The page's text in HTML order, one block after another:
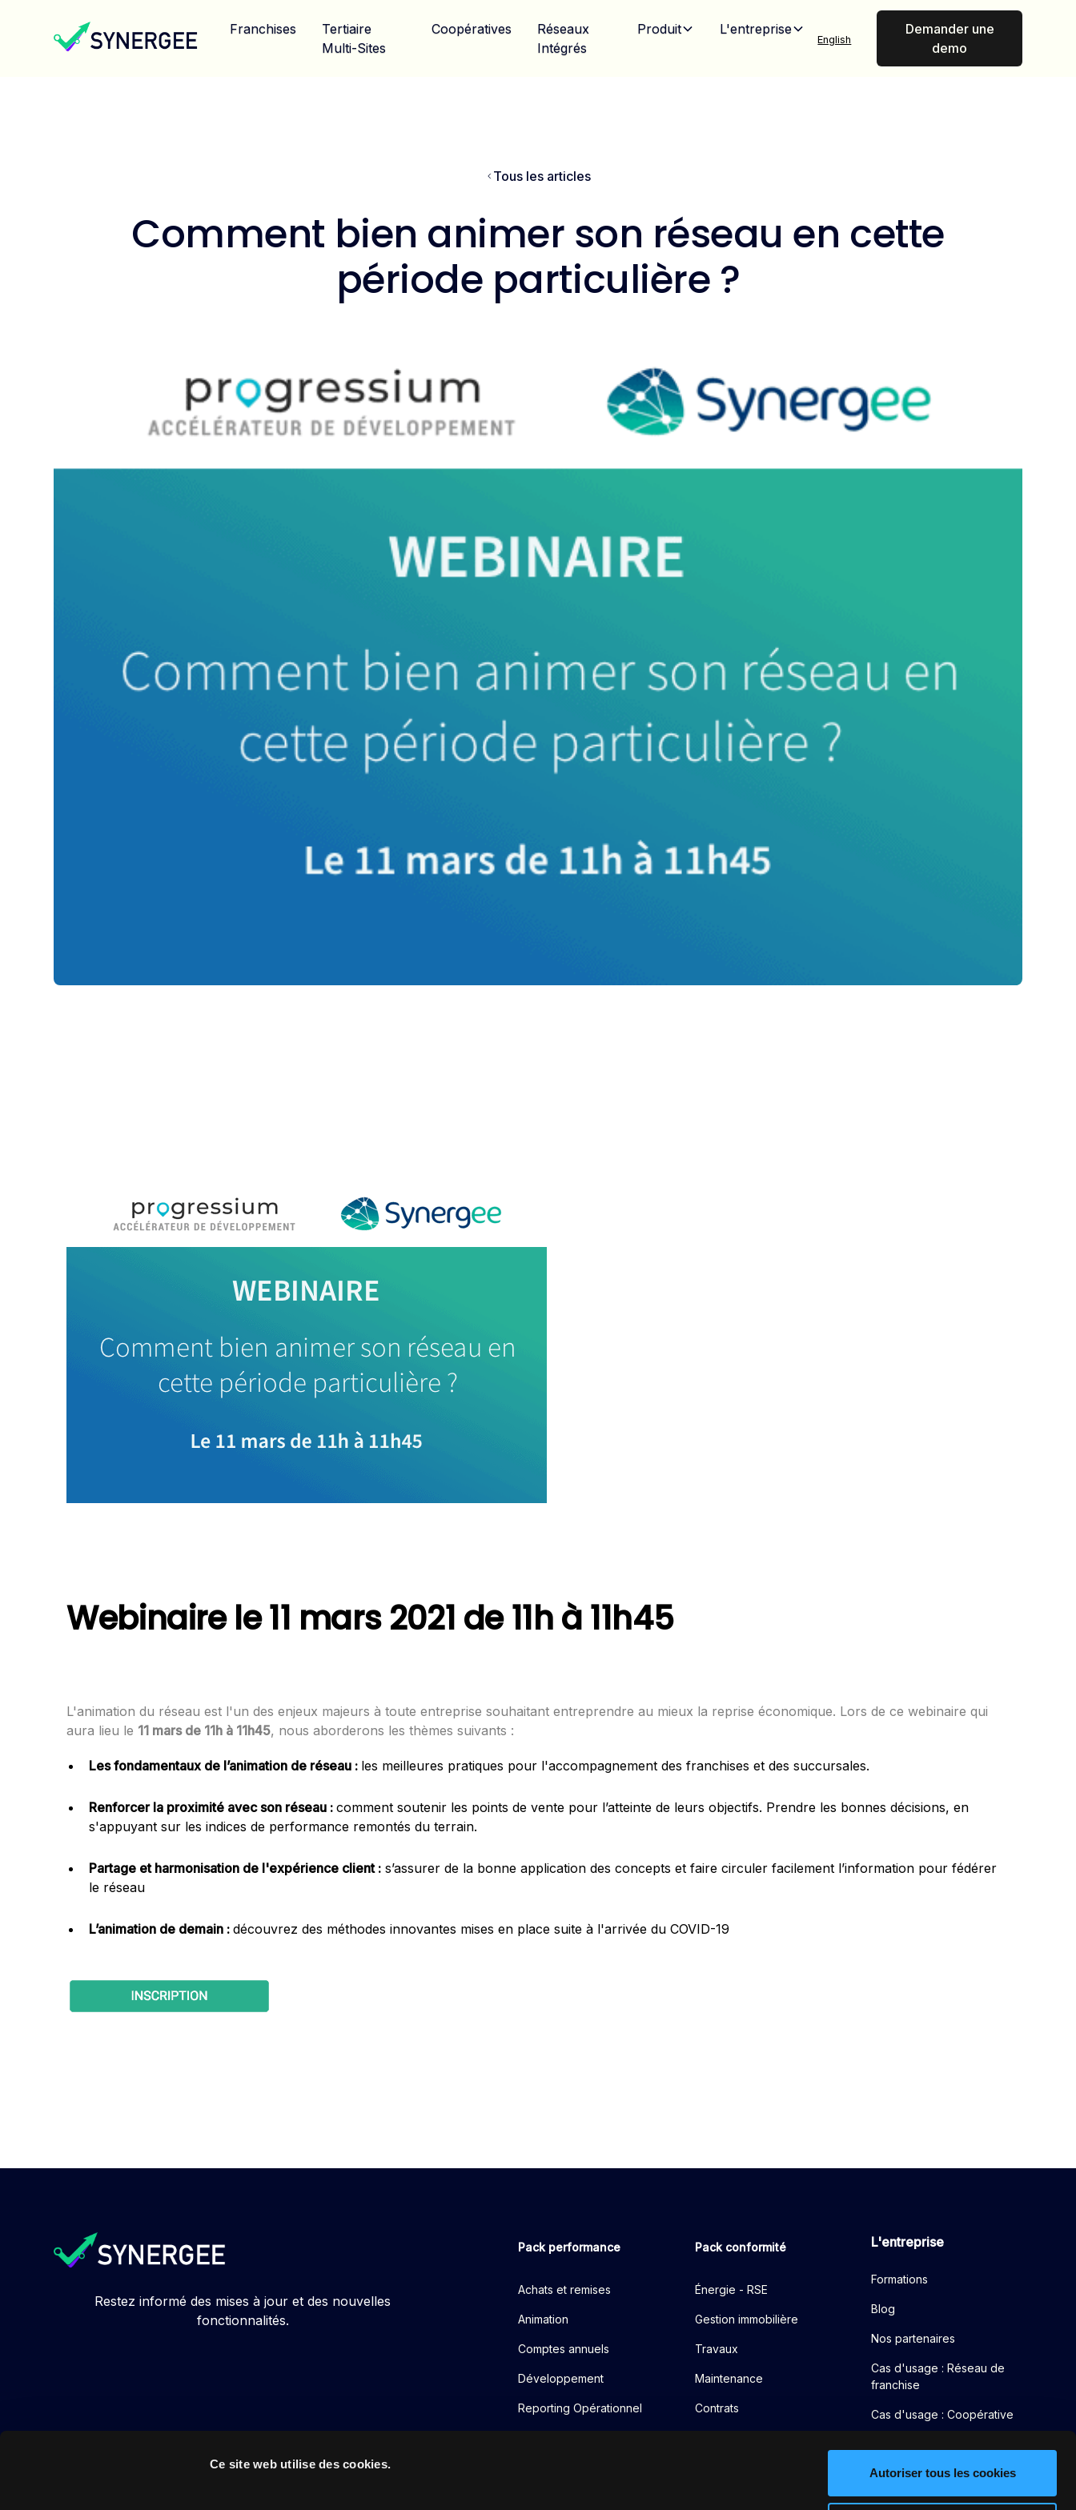
Ce site web utilise des cookies.
Autoriser tous les cookies
Franchises
Tertiaire
Multi-Sites
Coopératives
Réseaux
Intégrés
Produit L'entreprise
English
Demander une
demo
Tous les articles
Comment bien animer son réseau en cette
période particulière ?
Webinaire le 11 mars 2021 de 11h à 11h45
L'animation du réseau est l'un des enjeux majeurs à toute entreprise souhaitant entreprendre au mieux la reprise économique. Lors de ce webinaire qui
aura lieu le 11 mars de 11h à 11h45, nous aborderons les thèmes suivants :
Les fondamentaux de l’animation de réseau : les meilleures pratiques pour l'accompagnement des franchises et des succursales.
Renforcer la proximité avec son réseau :comment soutenir les points de vente pour l’atteinte de leurs objectifs. Prendre les bonnes décisions, en
s'appuyant sur les indices de performance remontés du terrain.
Partage et harmonisation de l'expérience client : s’assurer de la bonne application des concepts et faire circuler facilement l’information pour fédérer
le réseau
L’animation de demain :découvrez des méthodes innovantes mises en place suite à l'arrivée du COVID-19
Restez informé des mises à jour et des nouvelles
fonctionnalités.
Pack performance
Achats et remises
Animation
Comptes annuels
Développement
Reporting Opérationnel
Pack conformité
Énergie - RSE
Gestion immobilière
Travaux
Maintenance
Contrats
L'entreprise
Formations
Blog
Nos partenaires
Cas d'usage : Réseau de
franchise
Cas d'usage : Coopérative